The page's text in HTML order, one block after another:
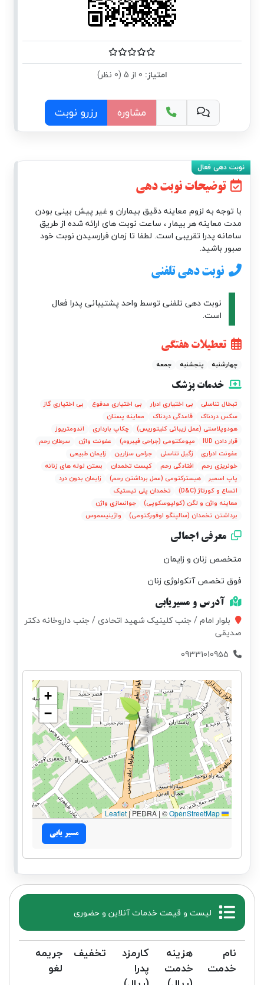
امتیاز:
مشاوره رزرو نوبت
توضیحات نوبت دهی
با توجه به لزوم معاینه دقیق بیماران و غیر پیش بینی بودن
مدت معاینه هر بیمار ، ساعت نوبت های ارائه شده از طریق
سامانه پدرا تقریبی است. لطفا تا زمان فرارسیدن نوبت خود
صبور باشید.
نوبت دهی تلفنی
نوبت دهی تلفنی توسط واحد پشتیبانی پدرا فعال
است.
تعطیلات هفتگی
چهارشنبه پنجشنبه جمعه
خدمات پزشک
تبخال تناسلی بی اختیاری ادرار بی اختیاری مدفوع
بی اختیاری گاز
سکس دردناک
قاعدگی دردناک
معاینه پستان
هودوپلاستی (عمل زیبائی کلیتوریس)
چکاپ بارداری
اندومتریوز
قرار دادن IUD
میومکتومی (جراحی فیبروم) عفونت واژن
سرطان رحم
عفونت ادراری
زگیل تناسلی جراحی سزارین
زایمان طبیعی
خونریزی رحم
افتادگی رحم کیست تخمدان
بستن لوله های زنانه
پاپ اسمیر
هیسترکتومی (عمل برداشتن رحم)
زایمان بدون درد
اتساع و کورتاژ (D&C)
تخمدان پلی تیستیک
معاینه واژن و لگن (کولپوسکوپی)
جوانسازی واژن
برداشتن تخمدان (سالپنگو اوفورکتومی)
واژینیسموس
معرفی اجمالی
متخصص زنان و زایمان
فوق تخصص آنکولوژی زنان
آدرس و مسیریابی
بلوار امام / جنب کلینیک شهید اتحادی / جنب داروخانه دکتر
صدیقی
+
−
|PEDRA | ©OpenStreetMap
مسیر یابی
لیست و قیمت خدمات آنلاین و حضوری
نام
خدمت
هزینه
خدمت
کارمزد
پدرا
تخفیف
جریمه
لغو